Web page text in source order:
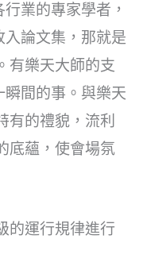
業的專家學者，
論文集，那就是
有樂天大師的支
間的事。與樂天
有的禮貌，流利
底蘊，使會場氛
的運行規律進行